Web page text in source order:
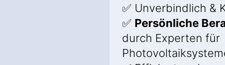
✅ Unverbindlich &
✅ Persönliche
durch Experten für